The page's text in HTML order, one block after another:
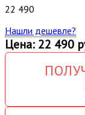
22 490
Нашли дешевле?
Цена: 22 490